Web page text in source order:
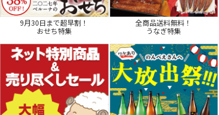
9月30日まで超早割！
おせち特集
全商品送料無料！
うなぎ特集